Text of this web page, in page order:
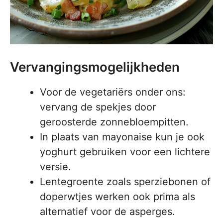
Vervangingsmogelijkheden
Voor de vegetariërs onder ons:
vervang de spekjes door
geroosterde zonnebloempitten.
In plaats van mayonaise kun je ook
yoghurt gebruiken voor een lichtere
versie.
Lentegroente zoals sperziebonen of
doperwtjes werken ook prima als
alternatief voor de asperges.